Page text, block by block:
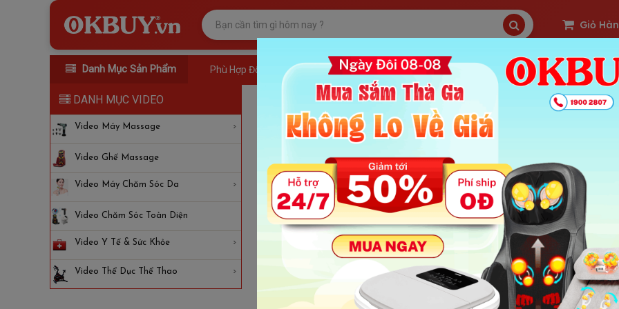
Giỏ
Danh Mục Sản Phẩm Phù Hợp Đối Tượng SP Freeship OKBUY Deal Sản Phẩm Hot
DANH MỤC VIDEO
Video Máy Massage
Video Ghế Massage
Video Máy Chăm Sóc Da
Video Chăm Sóc Toàn Diện
Video Y Tế & Sức Khỏe
Video Thể Dục Thể Thao
Video Máy massage cầm tay 4 đầu Puli PL-601 New